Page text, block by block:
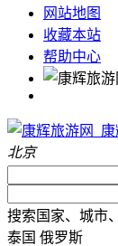
网站地图
收藏本站
帮助中心
北京
搜索国家、城市
泰国 俄罗斯